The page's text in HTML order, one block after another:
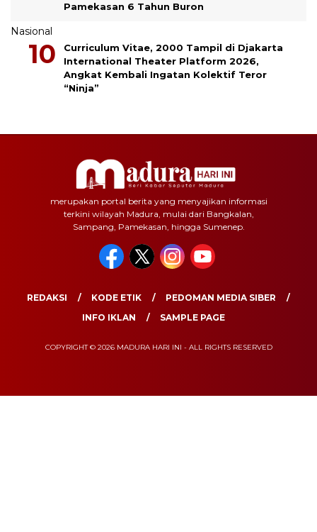
Pamekasan 6 Tahun Buron
Nasional
Curriculum Vitae, 2000 Tampil di Djakarta
International Theater Platform 2026,
Angkat Kembali Ingatan Kolektif Teror
“Ninja”
merupakan portal berita yang menyajikan informasi
terkini wilayah Madura, mulai dari Bangkalan,
Sampang, Pamekasan, hingga Sumenep.
REDAKSI KODE ETIK
PEDOMAN MEDIA SIBER
INFO IKLAN
SAMPLE PAGE
COPYRIGHT © 2026 MADURA HARI INI - ALL RIGHTS RESERVED